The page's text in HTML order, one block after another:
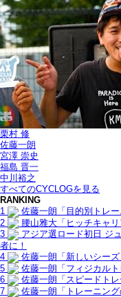
栗村 修
佐藤一朗
宮澤 崇史
福島 晋一
中川裕之
すべてのCYCLOGを見る
RANKING
1
佐藤一朗「目的別トレ
2
腰山雅大「ヒッチキャ
3
アジア選ロード初日 ジ
者に！
4
佐藤一朗「新しいシー
5
佐藤一朗「フィジカルト
6
佐藤一朗「スピードト
7
佐藤一朗「トレーニング